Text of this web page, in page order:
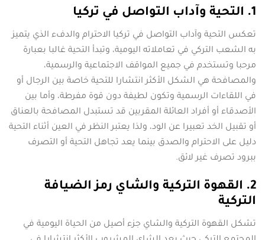
1. التحية وآداب التواصل في تركيا
تعكس التحية وآداب التواصل في تركيا الاحترام والدفء الذي يتميز
به الشعب التركي في تعاملاته اليومية، وتبدأ التحية غالبا بعبارة
مرحبا وتستخدم في جميع المواقف الاجتماعية والرسمية،
والمصافحة هي الشكل الأكثر انتشارا للتحية خاصة بين الرجال أو
في اللقاءات الرسمية وتكون لطيفة دون قوة مفرطة، وأما بين
الأصدقاء أو أفراد العائلة المقربين قد تستبدل المصافحة بالعناق
أو تقبيل الخد تعبيرا عن الود، ولذا يعتبر النظر في العين أثناء التحية
دليل على الاحترام والصدق بينما يعد تجاهل التحية أو التصرف
ببرود تصرف غير لائق.
2. القهوة التركية والشاي رمز الضيافة
التركية
تشكل القهوة التركية والشاي جزء أصيل من الحياة اليومية في